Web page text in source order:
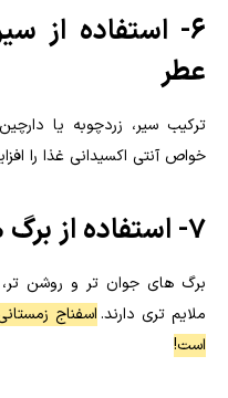
6- استفاده از
عطر
ترکیب سیر، زردچوبه یا
خواص آنتی اکسیدانی غذا را
7- استفاده از برگ های جوان و تازه
برگ های جوان تر و روشن تر،
ملایم تری دارند.اسفناج
است!